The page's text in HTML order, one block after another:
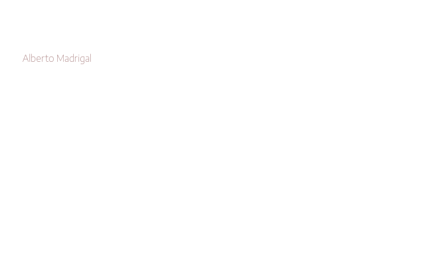
Alberto Madrigal